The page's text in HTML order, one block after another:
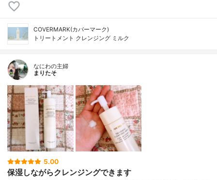
COVERMARK(カバーマーク)
トリートメント クレンジング ミルク
なにわの主婦
まりたそ
5.00
保湿しながらクレンジングできます